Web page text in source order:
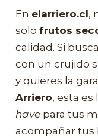
En elarriero.cl,
solo frutos
calidad. Si
con un crujido
y quieres la
Arriero, esta
havepara tus
acompañar tus